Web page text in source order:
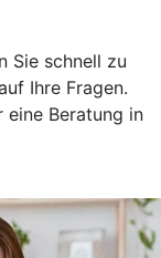
Sie schnell zu
Ihre Fragen.
eine Beratung in